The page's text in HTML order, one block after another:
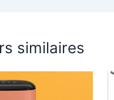
similaires